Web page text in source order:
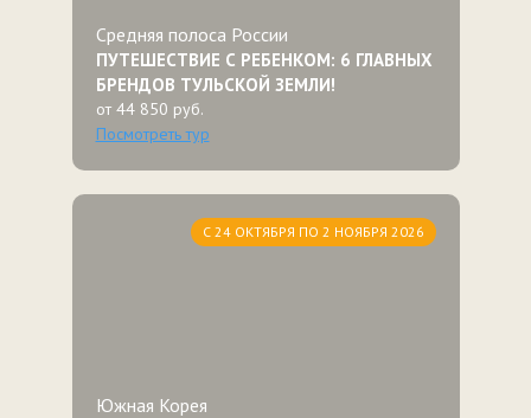
Средняя полоса России
ПУТЕШЕСТВИЕ С РЕБЕНКОМ: 6 ГЛАВНЫХ
БРЕНДОВ ТУЛЬСКОЙ ЗЕМЛИ!
от 44 850 руб.
Посмотреть тур
С 24 ОКТЯБРЯ ПО 2 НОЯБРЯ 2026
Южная Корея